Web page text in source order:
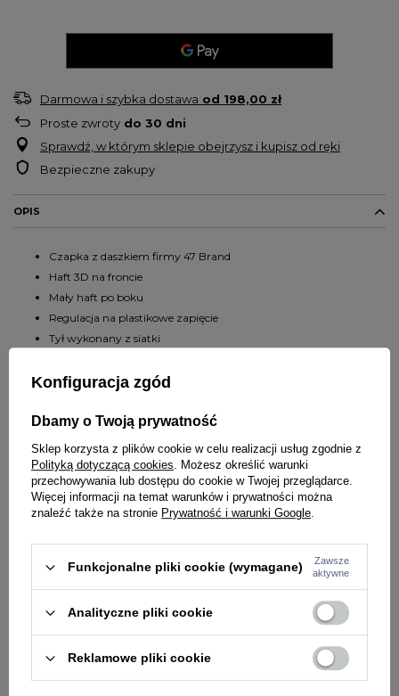
Darmowa i szybka dostawa od 198,00 zł
Proste zwroty do 30 dni
Sprawdź, w którym sklepie obejrzysz i kupisz od ręki
Bezpieczne zakupy
OPIS
Czapka z daszkiem firmy 47 Brand
Haft 3D na froncie
Mały haft po boku
Regulacja na plastikowe zapięcie
Tył wykonany z siatki
zdjęciu. Wszystkie różnice wynikają z właściwości danej tkaniny.
Marka 47 Brand
Symbol 29236
Kod producenta 198304146514
biały niebieski
MĘŻCZYZNA
Potwierdź obecność oznaczeń lub etykiet
wymaganych przepisami
nie
Rodzaj nakrycia głowy czapka z daszkiem
PYTANIA O PRODUKT
Konfiguracja zgód
Dbamy o Twoją prywatność
Sklep korzysta z plików cookie w celu realizacji usług zgodnie z
Polityką dotyczącą cookies. Możesz określić warunki
przechowywania lub dostępu do cookie w Twojej przeglądarce.
Więcej informacji na temat warunków i prywatności można
znaleźć także na stronie Prywatność i warunki Google.
Funkcjonalne pliki cookie (wymagane)
Zawsze
aktywne
Analityczne pliki cookie
Reklamowe pliki cookie